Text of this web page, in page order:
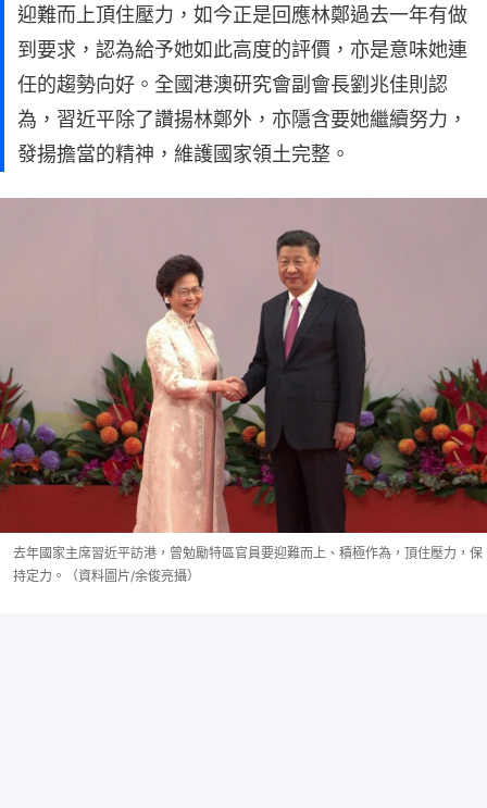
迎難而上頂住壓力，如今正是回應林鄭過去一年有做
到要求，認為給予她如此高度的評價，亦是意味她連
任的趨勢向好。全國港澳研究會副會長劉兆佳則認
為，習近平除了讚揚林鄭外，亦隱含要她繼續努力，
發揚擔當的精神，維護國家領土完整。
去年國家主席習近平訪港，曾勉勵特區官員要迎難而上、積極作為，頂住壓力，保
持定力。（資料圖片/余俊亮攝）